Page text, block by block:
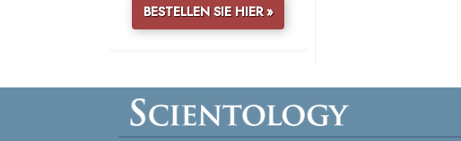
BESTELLEN SIE HIER »